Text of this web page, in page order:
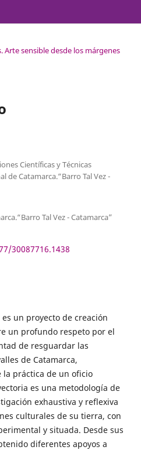
Arte sensible desde los márgenes
Científicas y Técnicas
de Catamarca.“Barro Tal Vez -
Tal Vez - Catamarca”
30087716.1438
es un proyecto de creación
un profundo respeto por el
de resguardar las
de Catamarca,
práctica de un oficio
es una metodología de
exhaustiva y reflexiva
culturales de su tierra, con
y situada. Desde sus
diferentes apoyos a